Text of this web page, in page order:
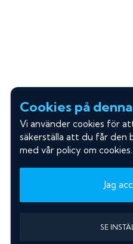
Cookies på
Vi använder cookies för
säkerställa att du får den
med vår policy om cookies.
Jag
SE